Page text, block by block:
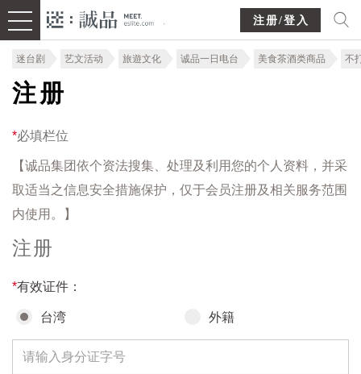
注册/登入
迷台剧 艺文活动 旅遊文化 诚品一日电台 美食茶酒类商品 不
注册
*必填栏位
【诚品集团依个资法搜集、处理及利用您的个人资料，并采
取适当之信息安全措施保护，仅于会员注册及相关服务范围
内使用。】
注册
*有效证件：
台湾 外籍